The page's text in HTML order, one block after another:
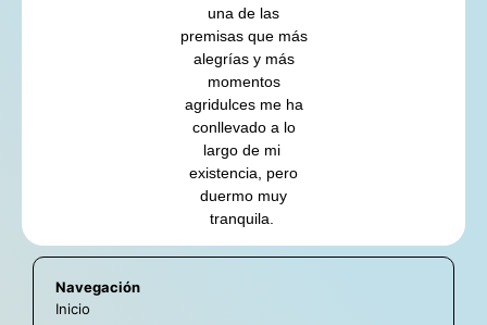
una de las
premisas que más
alegrías y más
momentos
agridulces me ha
conllevado a lo
largo de mi
existencia, pero
duermo muy
tranquila.
Navegación
Inicio